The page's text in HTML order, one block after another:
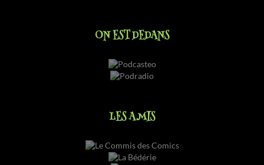
ON EST DEDANS
LES AMIS